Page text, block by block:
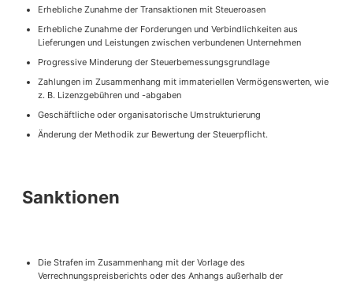
Erhebliche Zunahme der Transaktionen mit Steueroasen
Erhebliche Zunahme der Forderungen und Verbindlichkeiten aus
Lieferungen und Leistungen zwischen verbundenen Unternehmen
Progressive Minderung der Steuerbemessungsgrundlage
Zahlungen im Zusammenhang mit immateriellen Vermögenswerten, wie
z. B. Lizenzgebühren und -abgaben
Geschäftliche oder organisatorische Umstrukturierung
Änderung der Methodik zur Bewertung der Steuerpflicht.
Sanktionen
Die Strafen im Zusammenhang mit der Vorlage des
Verrechnungspreisberichts oder des Anhangs außerhalb der